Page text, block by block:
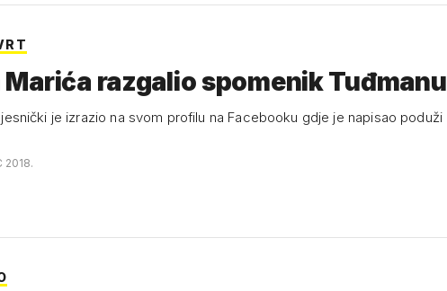
razgalio spomenik Tuđmanu
je izrazio na svom profilu na Facebooku gdje je napisao poduži
2018.